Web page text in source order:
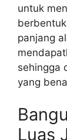
untuk
panjang
sehingga
yang
Luas